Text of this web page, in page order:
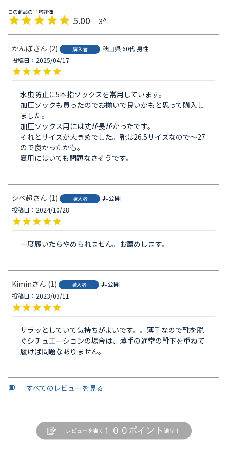
5.00 3
かんぼ 2 購入者 秋田県60代 男性
投稿日
2025/04/17
水虫防止に5本指ソックスを常用しています。
加圧ソックも買ったのでお揃いで良いかもと思って購入し
ました。
加圧ソックス用には丈が長がかったです。
それとサイズが大きめでした。靴は26.5サイズなので～27
ので良かったかも。
夏用にはいても問題なさそうです。
シベ超 1 購入者
非公開
投稿日
2024/10/28
一度履いたらやめられません。お薦めします。
Kimin 1 購入者
非公開
投稿日
2023/03/11
サラッとしていて気持ちがよいです。。薄手なので靴を脱
ぐシチュエーションの場合は、薄手の通常の靴下を重ねて
履けば問題なありません。
すべてのレビューを見る